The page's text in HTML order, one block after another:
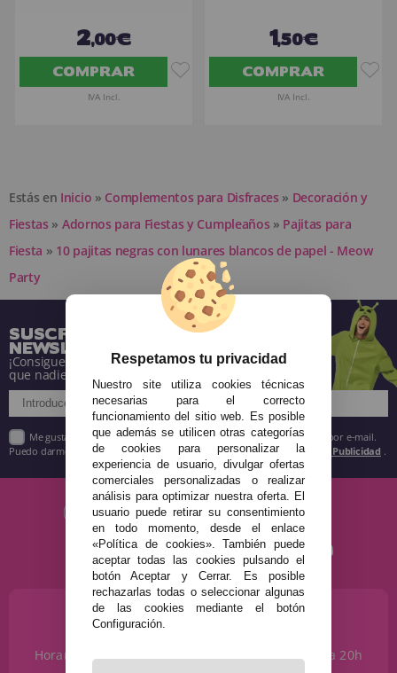
2,00€
COMPRAR
IVA Incl.
1,50€
COMPRAR
IVA Incl.
Estás en Inicio » Complementos para Disfraces » Decoración y
Fiestas » Adornos para Fiestas y Cumpleaños » Pajitas para
Fiesta » 10 pajitas negras con lunares blancos de papel - Meow
Party
SUSCRÍBETE A NUESTRA
NEWSLETTER
¡Consigue descuentos y entérate de todo antes
que nadie!
Me gustaría recibir descuentos exclusivos, novedades y tendencias por e-mail.
Puedo darme de baja cuando quiera según lo recogido en la Política de Publicidad .
¿NECESITAS AYUDA?
Horario de Lunes a Sábados de 10 a 14h y de 17 a 20h
Respetamos tu privacidad
Nuestro site utiliza cookies técnicas
necesarias para el correcto
funcionamiento del sitio web. Es posible
que además se utilicen otras categorías
de cookies para personalizar la
experiencia de usuario, divulgar ofertas
comerciales personalizadas o realizar
análisis para optimizar nuestra oferta. El
usuario puede retirar su consentimiento
en todo momento, desde el enlace
«Política de cookies». También puede
aceptar todas las cookies pulsando el
botón Aceptar y Cerrar. Es posible
rechazarlas todas o seleccionar algunas
de las cookies mediante el botón
Configuración.